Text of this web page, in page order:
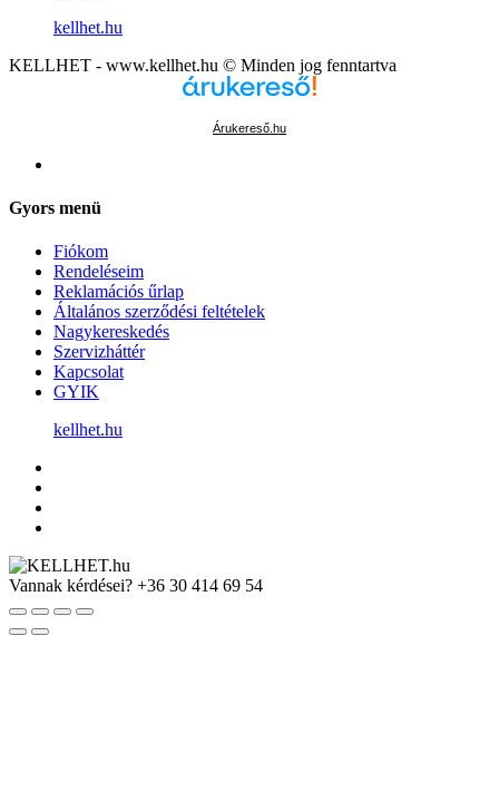
kellhet.hu
KELLHET - www.kellhet.hu © Minden jog fenntartva
Árukereső.hu
Gyors menü
Fiókom
Rendeléseim
Reklamációs űrlap
Általános szerződési feltételek
Nagykereskedés
Szervizháttér
Kapcsolat
GYIK
kellhet.hu
Vannak kérdései? +36 30 414 69 54